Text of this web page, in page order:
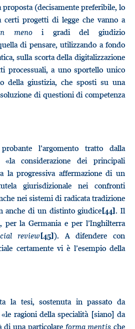
(decisamente preferibile, lo
certi progetti di legge che vanno a
menoi gradi del giudizio
di pensare, utilizzando a fondo
sulla scorta della digitalizzazione
processuali, a uno sportello unico
della giustizia, che sposti su una
di questioni di competenza
l’argomento tratto dalla
«la considerazione dei principali
la progressiva affermazione di un
giurisdizionale nei confronti
nei sistemi di radicata tradizione
anche di un distinto giudice[44]. Il
per la Germania e per l’Inghilterra
review[45]). A difendere con
certamente vi è l’esempio della
la tesi, sostenuta in passato da
ragioni della specialità [siano] da
di una particolare forma mentis che